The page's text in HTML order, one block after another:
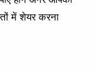
में शेयर करना